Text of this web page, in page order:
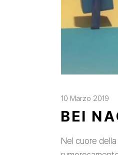
10 Marzo 2019
BEI
Nel cuore